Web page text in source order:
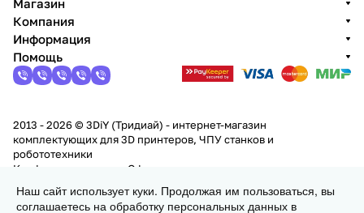
Заказать
Магазин
Компания
Информация
Помощь
2013 - 2026 © 3DiY (Тридиай) - интернет-магазин
комплектующих для 3D принтеров, ЧПУ станков и
робототехники
Конфиденциальность Оферта
Наш сайт использует куки. Продолжая им пользоваться, вы
соглашаетесь на обработку персональных данных в